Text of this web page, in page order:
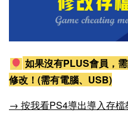
如果沒有PLUS會員，
修改！(需有電腦、USB)
→ 按我看PS4導出導入存